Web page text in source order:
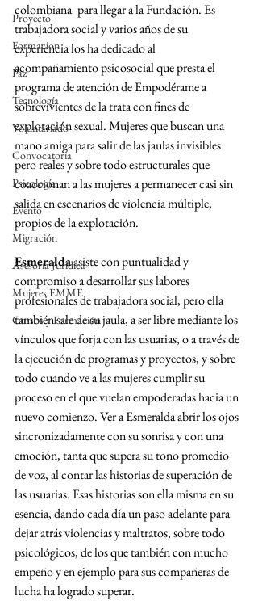
Proyecto
Formacion
Paz
Tecnología
Voluntariado
Convocatoria
Psicología
Evento
Migración
Asesoría Jurídica
Mujeres EMME
Cursos y Formación
colombiana- para llegar a la Fundación. Es
trabajadora social y varios años de su
experiencia los ha dedicado al
acompañamiento psicosocial que presta el
programa de atención de Empodérame a
sobrevivientes de la trata con fines de
explotación sexual. Mujeres que buscan una
mano amiga para salir de las jaulas invisibles
pero reales y sobre todo estructurales que
coaccionan a las mujeres a permanecer casi sin
salida en escenarios de violencia múltiple,
propios de la explotación.
Esmeralda asiste con puntualidad y
compromiso a desarrollar sus labores
profesionales de trabajadora social, pero ella
también sale de su jaula, a ser libre mediante los
vínculos que forja con las usuarias, o a través de
la ejecución de programas y proyectos, y sobre
todo cuando ve a las mujeres cumplir su
proceso en el que vuelan empoderadas hacia un
nuevo comienzo. Ver a Esmeralda abrir los ojos
sincronizadamente con su sonrisa y con una
emoción, tanta que supera su tono promedio
de voz, al contar las historias de superación de
las usuarias. Esas historias son ella misma en su
esencia, dando cada día un paso adelante para
dejar atrás violencias y maltratos, sobre todo
psicológicos, de los que también con mucho
empeño y en ejemplo para sus compañeras de
lucha ha logrado superar.